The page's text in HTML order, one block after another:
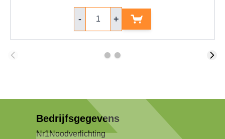
- +
Bedrijfsgegevens
Nr1Noodverlichting